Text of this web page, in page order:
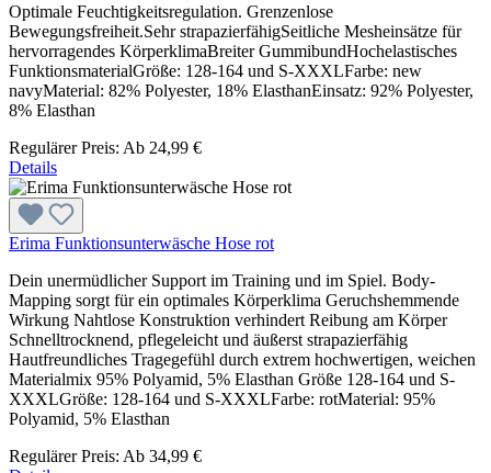
Optimale Feuchtigkeitsregulation. Grenzenlose
Bewegungsfreiheit.Sehr strapazierfähigSeitliche Mesheinsätze für
hervorragendes KörperklimaBreiter GummibundHochelastisches
FunktionsmaterialGröße: 128-164 und S-XXXLFarbe: new
navyMaterial: 82% Polyester, 18% ElasthanEinsatz: 92% Polyester,
8% Elasthan
Regulärer Preis: Ab 24,99 €
Details
Erima Funktionsunterwäsche Hose rot
Dein unermüdlicher Support im Training und im Spiel. Body-
Mapping sorgt für ein optimales Körperklima Geruchshemmende
Wirkung Nahtlose Konstruktion verhindert Reibung am Körper
Schnelltrocknend, pflegeleicht und äußerst strapazierfähig
Hautfreundliches Tragegefühl durch extrem hochwertigen, weichen
Materialmix 95% Polyamid, 5% Elasthan Größe 128-164 und S-
XXXLGröße: 128-164 und S-XXXLFarbe: rotMaterial: 95%
Polyamid, 5% Elasthan
Regulärer Preis: Ab 34,99 €